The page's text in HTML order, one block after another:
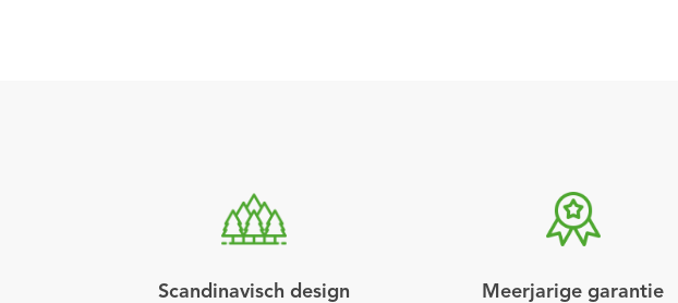
Scandinavisch design Meerjarige garantie